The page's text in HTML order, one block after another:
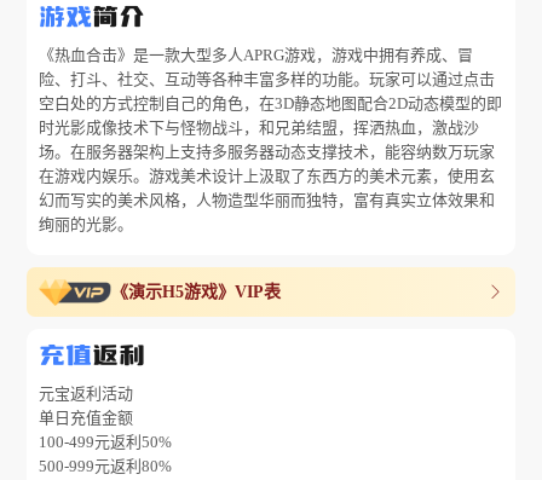
游戏简介
《热血合击》是一款大型多人APRG游戏，游戏中拥有养成、冒
险、打斗、社交、互动等各种丰富多样的功能。玩家可以通过点击
空白处的方式控制自己的角色，在3D静态地图配合2D动态模型的即
时光影成像技术下与怪物战斗，和兄弟结盟，挥洒热血，激战沙
场。在服务器架构上支持多服务器动态支撑技术，能容纳数万玩家
在游戏内娱乐。游戏美术设计上汲取了东西方的美术元素，使用玄
幻而写实的美术风格，人物造型华丽而独特，富有真实立体效果和
绚丽的光影。
《演示H5游戏》VIP表
充值返利
元宝返利活动
单日充值金额
100-499元返利50%
500-999元返利80%